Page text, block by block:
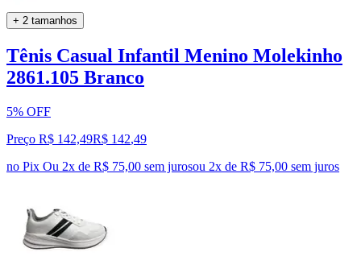
+ 2 tamanhos
Tênis Casual Infantil Menino Molekinho
2861.105 Branco
5% OFF
Preço R$ 142,49R$ 142,49
no Pix Ou 2x de R$ 75,00 sem jurosou 2x de R$ 75,00 sem juros